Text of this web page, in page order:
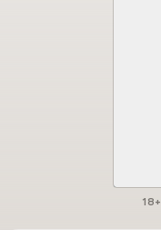
18+